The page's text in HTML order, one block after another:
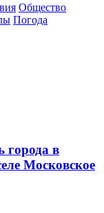
Общество
Погода
города в
Московское